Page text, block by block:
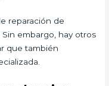
reparación de
embargo, hay otros
que también